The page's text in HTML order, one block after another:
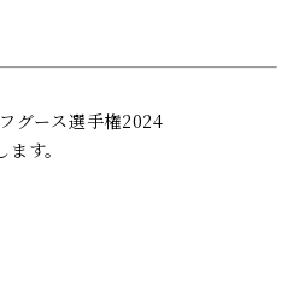
グース選手権2024
す。